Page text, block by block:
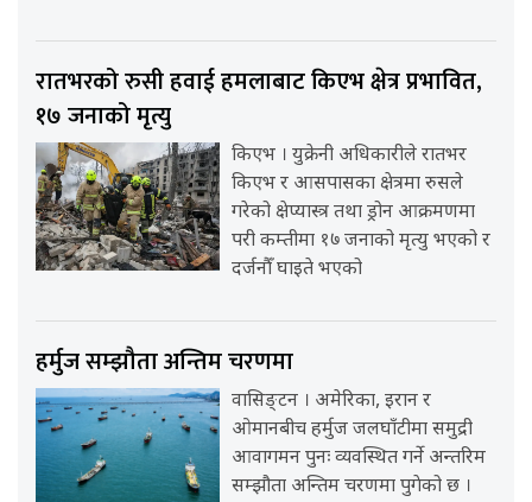
रातभरको रुसी हवाई हमलाबाट किएभ क्षेत्र प्रभावित,
१७ जनाको मृत्यु
किएभ । युक्रेनी अधिकारीले रातभर
किएभ र आसपासका क्षेत्रमा रुसले
गरेको क्षेप्यास्त्र तथा ड्रोन आक्रमणमा
परी कम्तीमा १७ जनाको मृत्यु भएको र
दर्जनौँ घाइते भएको
हर्मुज सम्झौता अन्तिम चरणमा
वासिङ्टन । अमेरिका, इरान र
ओमानबीच हर्मुज जलघाँटीमा समुद्री
आवागमन पुनः व्यवस्थित गर्ने अन्तरिम
सम्झौता अन्तिम चरणमा पुगेको छ ।